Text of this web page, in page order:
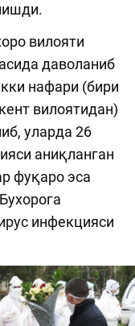
вилояти
даволаниб
нафари (бири
вилоятидан)
уларда 26
аниқланган
фуқаро эса
инфекцияси